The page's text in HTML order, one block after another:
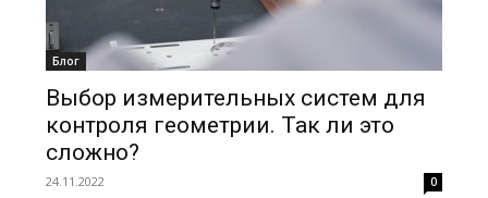
Блог
Выбор измерительных систем для
контроля геометрии. Так ли это
сложно?
24.11.2022 0